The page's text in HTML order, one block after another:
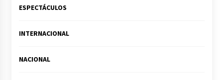
ESPECTÁCULOS
INTERNACIONAL
NACIONAL